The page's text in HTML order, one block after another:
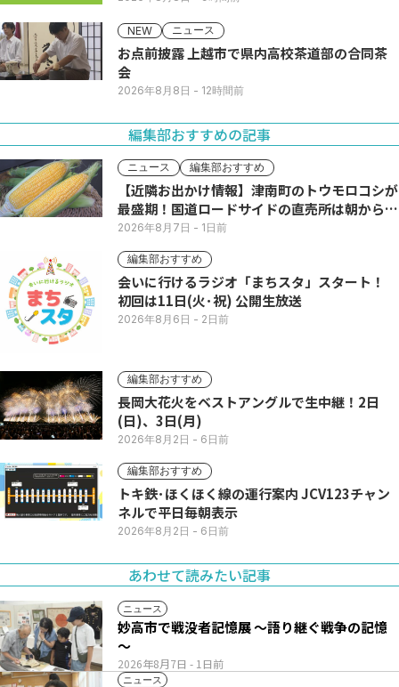
NEW ニュース
お点前披露 上越市で県内高校茶道部の合同茶
会
2026年8月8日 - 12時間前
編集部おすすめの記事
ニュース 編集部おすすめ
【近隣お出かけ情報】津南町のトウモロコシが
最盛期！国道ロードサイドの直売所は朝から長
い列
2026年8月7日 - 1日前
編集部おすすめ
会いに行けるラジオ「まちスタ」スタート！
初回は11日(火･祝) 公開生放送
2026年8月6日 - 2日前
編集部おすすめ
長岡大花火をベストアングルで生中継！2日
(日)、3日(月)
2026年8月2日 - 6日前
編集部おすすめ
トキ鉄･ほくほく線の運行案内 JCV123チャン
ネルで平日毎朝表示
2026年8月2日 - 6日前
あわせて読みたい記事
ニュース
2026年8月7日 - 1日前
妙高市で戦没者記憶展 ～語り継ぐ戦争の記憶
～
ニュース